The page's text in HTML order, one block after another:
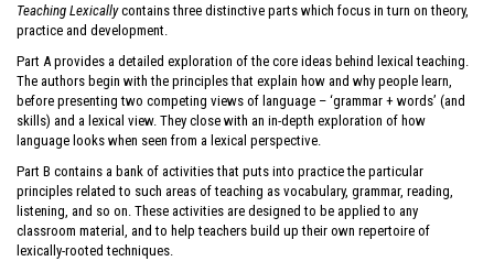
Teaching Lexicallycontains three distinctive parts which focus in turn on theory,
practice and development.
Part A provides a detailed exploration of the core ideas behind lexical teaching.
The authors begin with the principles that explain how and why people learn,
before presenting two competing views of language – ‘grammar + words’ (and
skills) and a lexical view. They close with an in-depth exploration of how
language looks when seen from a lexical perspective.
Part B contains a bank of activities that puts into practice the particular
principles related to such areas of teaching as vocabulary, grammar, reading,
listening, and so on. These activities are designed to be applied to any
classroom material, and to help teachers build up their own repertoire of
lexically-rooted techniques.